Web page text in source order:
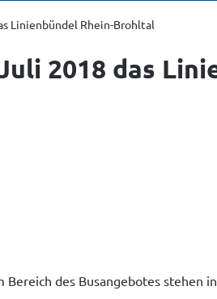
Linienbündel Rhein-Brohltal
2018 das
des Busangebotes stehen in